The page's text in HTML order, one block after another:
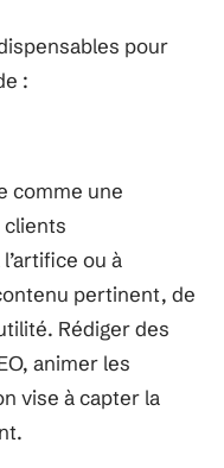
pour
:
comme une
ou à
pertinent, de
Rédiger des
animer les
vise à capter la